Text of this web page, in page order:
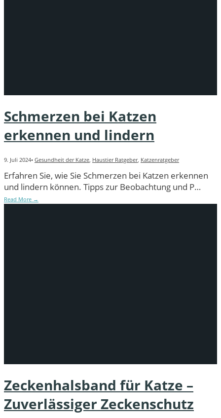
Schmerzen bei Katzen
erkennen und lindern
9. Juli 2024• Gesundheit der Katze, Haustier Ratgeber, Katzenratgeber
Erfahren Sie, wie Sie Schmerzen bei Katzen erkennen
und lindern können. Tipps zur Beobachtung und P…
Read More →
Zeckenhalsband für Katze –
Zuverlässiger Zeckenschutz